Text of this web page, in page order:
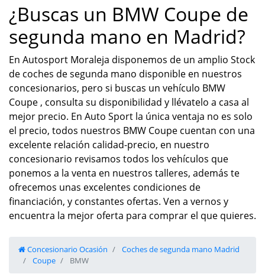
¿Buscas un BMW Coupe de
segunda mano en Madrid?
En Autosport Moraleja disponemos de un amplio Stock
de coches de segunda mano disponible en nuestros
concesionarios, pero si buscas un vehículo BMW
Coupe , consulta su disponibilidad y llévatelo a casa al
mejor precio. En Auto Sport la única ventaja no es solo
el precio, todos nuestros BMW Coupe cuentan con una
excelente relación calidad-precio, en nuestro
concesionario revisamos todos los vehículos que
ponemos a la venta en nuestros talleres, además te
ofrecemos unas excelentes condiciones de
financiación, y constantes ofertas. Ven a vernos y
encuentra la mejor oferta para comprar el que quieres.
Concesionario Ocasión
Coches de segunda mano Madrid
Coupe
BMW